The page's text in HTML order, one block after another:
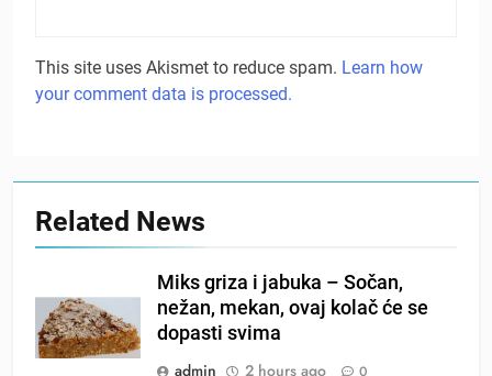
This site uses Akismet to reduce spam. Learn how
your comment data is processed.
Related News
Miks griza i jabuka – Sočan,
nežan, mekan, ovaj kolač će se
dopasti svima
admin
2 hours ago 0